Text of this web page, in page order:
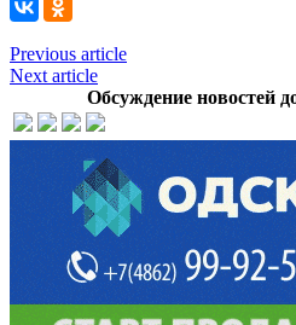
Previous article
Next article
Обсуждение новостей